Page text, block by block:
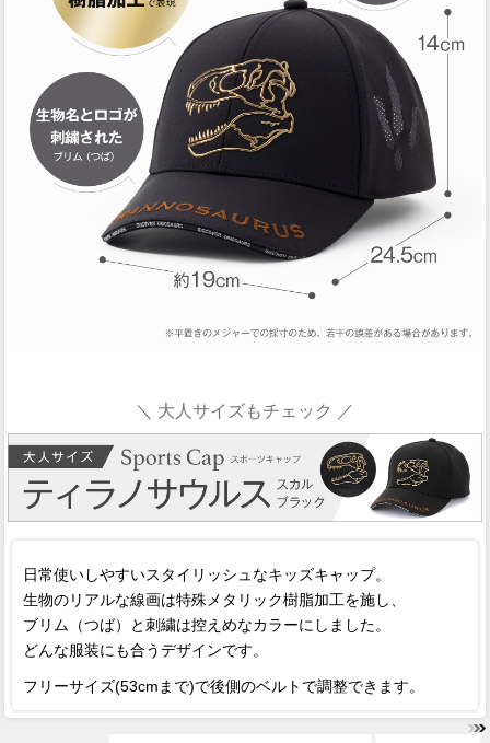
＼ 大人サイズもチェック ／
日常使いしやすいスタイリッシュなキッズキャップ。
生物のリアルな線画は特殊メタリック樹脂加工を施し、
ブリム（つば）と刺繍は控えめなカラーにしました。
どんな服装にも合うデザインです。
フリーサイズ(53cmまで)で後側のベルトで調整できます。